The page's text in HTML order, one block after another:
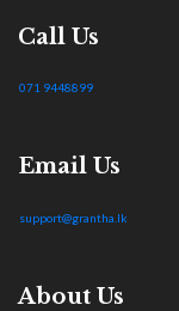
Call Us
071 9448899
Email Us
support@grantha.lk
About Us